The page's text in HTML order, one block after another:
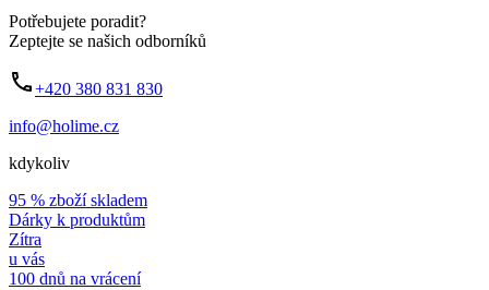
Potřebujete poradit?
Zeptejte se našich odborníků
+420 380 831 830
info@holime.cz
kdykoliv
95 % zboží skladem
Dárky k produktům
Zítra
u vás
100 dnů na vrácení